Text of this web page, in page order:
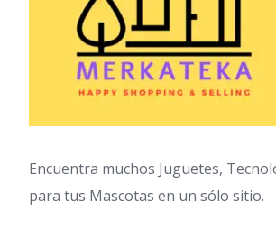
Encuentra muchos Juguetes,
para tus Mascotas en un sólo sitio.